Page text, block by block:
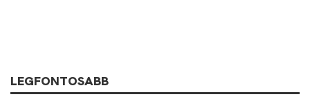
LEGFONTOSABB